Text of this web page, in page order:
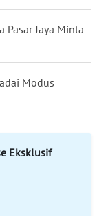
Pasar Jaya Minta
Modus
Eksklusif